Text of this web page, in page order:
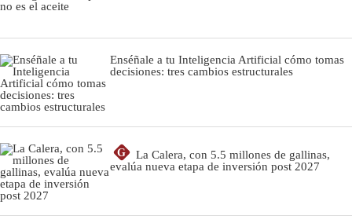
Enséñale a tu Inteligencia Artificial cómo tomas
decisiones: tres cambios estructurales
G
La Calera, con 5.5 millones de gallinas,
evalúa nueva etapa de inversión post 2027